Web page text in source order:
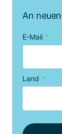
An
E-Mail *
Land *